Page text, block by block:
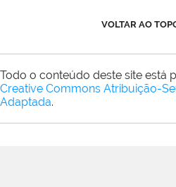
VOLTAR AO
Todo o conteúdo deste site está
Creative Commons Atribuição-
Adaptada.